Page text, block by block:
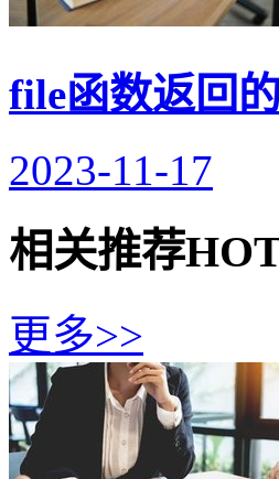
file函数返回
2023-11-17
相关推荐
更多>>